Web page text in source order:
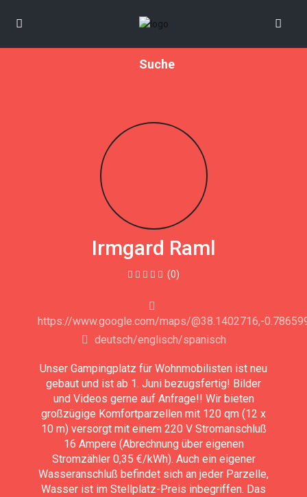
Suche
Irmgard Raml
(0)
https://www.google.com/maps/@38.1402716,-
deutsch/englisch/spanisch
Unser Gampingplatz für Wohnmobilisten ist neu
gebaut und ist ab 1. Juni bezugsfertig! Bilder
und Videos gerne auf Anfrage!! Wir bieten
großzügige Komfortparzellen mit 120 qm (12 x
10 m) versorgt mit einem 220 V Stromanschluß
16 Ampere (Abrechnung über eigenen
Stromzähler 0,35 €/kWh). Auch ein eigener
Wasseranschluß befindet sich an jeder Parzelle,
Wasser ist im Stellplatz-Preis inbegriffen. Das